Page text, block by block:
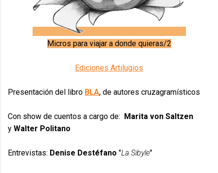
Micros para viajar a donde quieras/2
Ediciones Artilugios
Presentación del libro BLA, de autores cruzagramísticos
Con show de cuentos a cargo de: Marita von Saltzen
y Walter Politano
Entrevistas: Denise Destéfano "La Sibyle"